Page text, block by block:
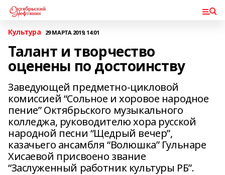
Культура 29 МАРТА 2019, 14:01
Талант и творчество
оценены по достоинству
Заведующей предметно-цикловой
комиссией “Сольное и хоровое народное
пение” Октябрьского музыкального
колледжа, руководителю хора русской
народной песни “Щедрый вечер”,
казачьего ансамбля “Волюшка” Гульнаре
Хисаевой присвоено звание
“Заслуженный работник культуры РБ”.